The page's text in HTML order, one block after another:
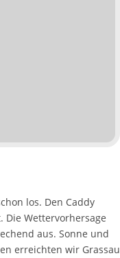
los. Den Caddy
Die Wettervorhersage
aus. Sonne und
erreichten wir Grassau